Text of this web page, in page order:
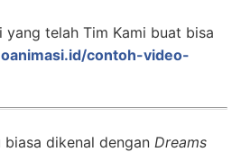
yang telah Tim Kami buat bisa
contoh-video-
biasa dikenal dengan Dreams